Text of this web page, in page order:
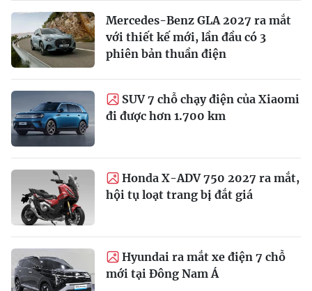
Mercedes-Benz GLA 2027 ra mắt
với thiết kế mới, lần đầu có 3
phiên bản thuần điện
SUV 7 chỗ chạy điện của Xiaomi
đi được hơn 1.700 km
Honda X-ADV 750 2027 ra mắt,
hội tụ loạt trang bị đắt giá
Hyundai ra mắt xe điện 7 chỗ
mới tại Đông Nam Á